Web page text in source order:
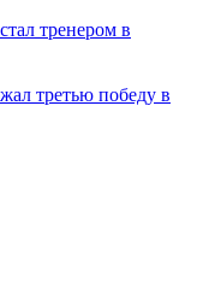
тренером в
третью победу в